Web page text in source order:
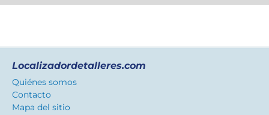
Localizadordetalleres.com
Quiénes somos
Contacto
Mapa del sitio